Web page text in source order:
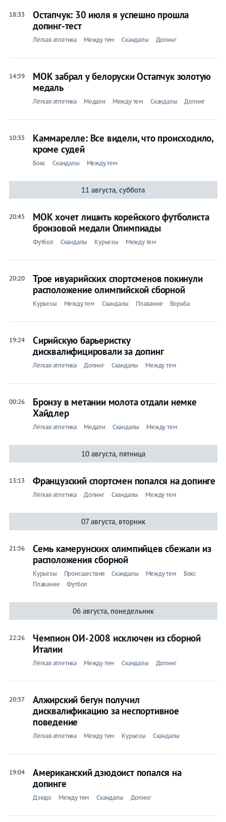
18:33
Остапчук: 30 июля я успешно прошла
допинг-тест
Лёгкая атлетика Между тем Скандалы Допинг
14:59
МОК забрал у белоруски Остапчук золотую
медаль
Лёгкая атлетика Медали Между тем Скандалы Допинг
10:35
Каммарелле: Все видели, что происходило,
кроме судей
Бокс Скандалы Между тем
11 августа, суббота
20:45
МОК хочет лишить корейского футболиста
бронзовой медали Олимпиады
Футбол Скандалы Курьезы Между тем
20:20
Трое ивуарийских спортсменов покинули
расположение олимпийской сборной
Курьезы Между тем Скандалы Плавание Борьба
19:24
Сирийскую барьеристку
дисквалифицировали за допинг
Лёгкая атлетика Допинг Скандалы Между тем
00:26
Бронзу в метании молота отдали немке
Хайдлер
Лёгкая атлетика Медали Скандалы Между тем
10 августа, пятница
13:13 Французский спортсмен попался на допинге
Лёгкая атлетика Допинг Скандалы Между тем
07 августа, вторник
21:56
Семь камерунских олимпийцев сбежали из
расположения сборной
Курьезы Происшествия Скандалы Между тем
Бокс
Плавание
Футбол
06 августа, понедельник
22:26
Чемпион ОИ-2008 исключен из сборной
Италии
Лёгкая атлетика Между тем Скандалы Допинг
20:57
Алжирский бегун получил
дисквалификацию за неспортивное
поведение
Лёгкая атлетика Между тем Курьезы Скандалы
19:04
Американский дзюдоист попался на
допинге
Дзюдо Между тем Скандалы Допинг